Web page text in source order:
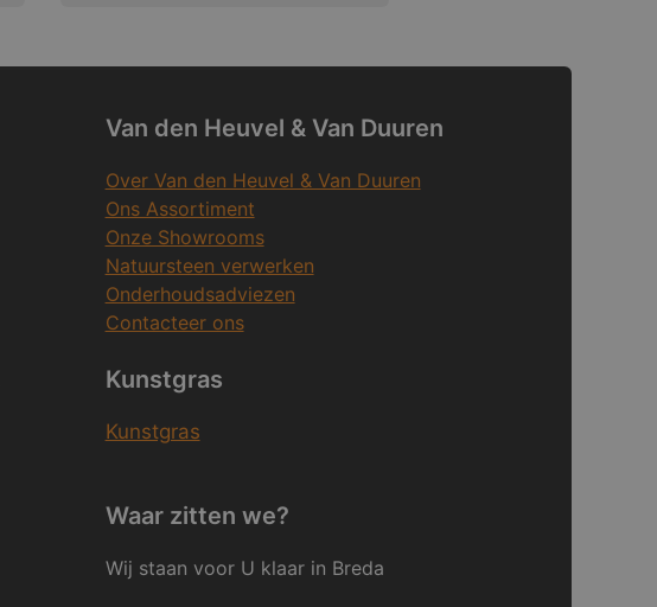
Van den Heuvel & Van Duuren
Over Van den Heuvel & Van Duuren
Ons Assortiment
Onze Showrooms
Natuursteen verwerken
Onderhoudsadviezen
Contacteer ons
Kunstgras
Kunstgras
Waar zitten we?
Wij staan voor U klaar in Breda